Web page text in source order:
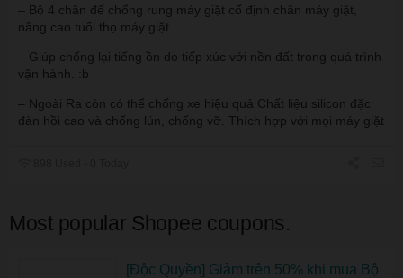
– Bộ 4 chân đế chống rung máy giặt cố định chân máy giặt,
nâng cao tuổi thọ máy giặt
– Giúp chống lại tiếng ồn do tiếp xúc với nền đất trong quá trình
vận hành. :b
– Ngoài Ra còn có thể chống xe hiệu quả Chất liệu silicon đặc
đàn hồi cao và chống lún, chống vỡ. Thích hợp với mọi máy giặt
Most popular Shopee coupons.
[Độc Quyền] Giảm trên 50% khi mua Bộ